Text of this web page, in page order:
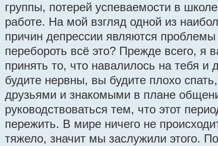
группы, потерей успеваемости в
работе. На мой взгляд одной из
причин депрессии являются
перебороть всё это? Прежде всего, я
принять то, что навалилось на тебя и
будите нервны, вы будите плохо
друзьями и знакомыми в плане
руководствоваться тем, что этот
пережить. В мире ничего не
тяжело, значит мы заслужили этого.